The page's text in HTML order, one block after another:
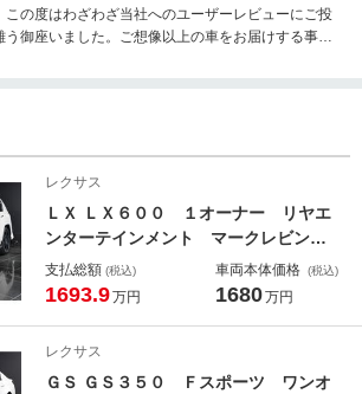
の度はわざわざ当社へのユーザーレビューにご投
御座いました。ご想像以上の車をお届けする事が
レクサス
ＬＸ ＬＸ６００ １オーナー リヤエ
ンターテインメント マークレビンソ
ン ２２インチＡＷ モデリスタエア
ロパーツ サイドステップメタルプレ
ブレコーダー
支払総額 (税込)
1693.9万円
車両本体価格 (税込)
1680万円
レクサス
ＧＳ ＧＳ３５０ Ｆスポーツ ワンオ